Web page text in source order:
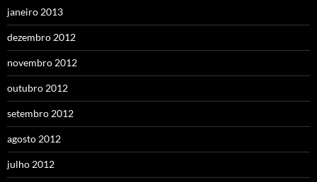
janeiro 2013
dezembro 2012
novembro 2012
outubro 2012
setembro 2012
agosto 2012
julho 2012